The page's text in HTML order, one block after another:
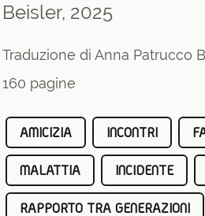
Beisler, 2025
Traduzione di Anna Patrucco
160 pagine
AMICIZIA INCONTRI
MALATTIA INCIDENTE
RAPPORTO TRA GENERAZIONI